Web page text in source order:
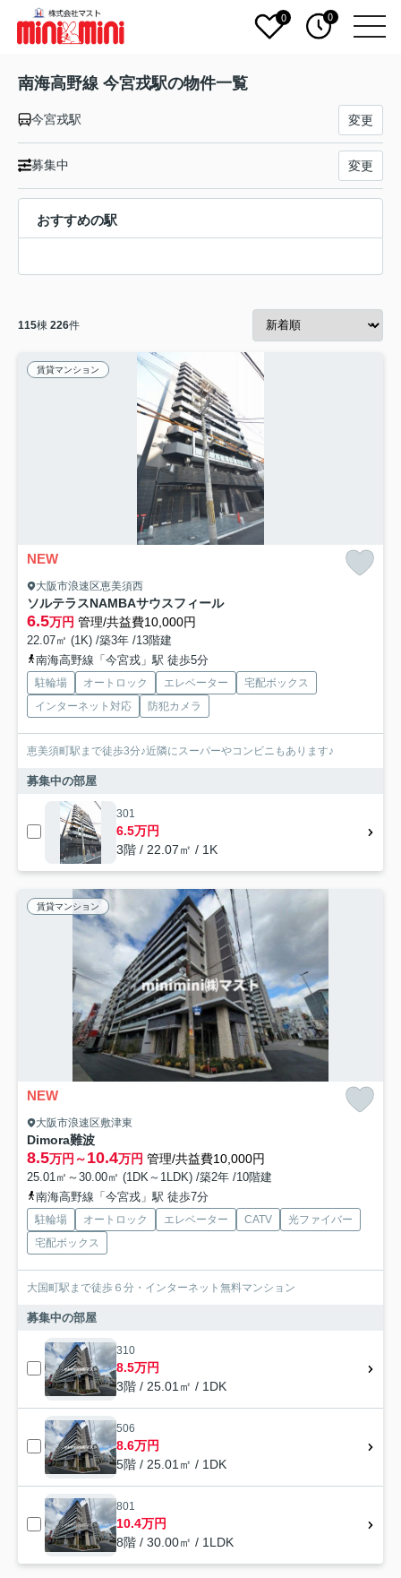
0 0
南海高野線 今宮戎駅の物件一覧
今宮戎駅 変更
募集中 変更
おすすめの駅
115棟 226件
賃貸マンション
NEW
大阪市浪速区恵美須西
ソルテラスNAMBAサウスフィール
6.5万円 管理/共益費10,000円
22.07㎡ (1K) /築3年 /13階建
南海高野線「今宮戎」駅 徒歩5分
駐輪場 オートロック エレベーター
宅配ボックス
インターネット対応
防犯カメラ
恵美須町駅まで徒歩3分♪近隣にスーパーやコンビニもあります♪
募集中の部屋
301
6.5万円
3階 / 22.07㎡ / 1K
賃貸マンション
NEW
大阪市浪速区敷津東
Dimora難波
8.5万円～10.4万円 管理/共益費10,000円
25.01㎡～30.00㎡ (1DK～1LDK) /築2年 /10階建
南海高野線「今宮戎」駅 徒歩7分
駐輪場 オートロック エレベーター CATV
光ファイバー
宅配ボックス
大国町駅まで徒歩６分・インターネット無料マンション
募集中の部屋
310
8.5万円
3階 / 25.01㎡ / 1DK
506
8.6万円
5階 / 25.01㎡ / 1DK
801
10.4万円
8階 / 30.00㎡ / 1LDK